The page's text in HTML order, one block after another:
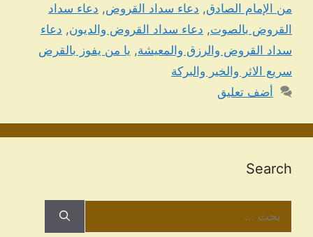
من الإمام الصادق, دعاء سداد القروض, دعاء سداد
القروض بالصوت, دعاء سداد القروض والديون, دعاء
سداد القروض والرزق والمعيشة, يا من يفوز بالقرض
سريع الاثر والخير والبركة
أضف تعليق
Search
عن: